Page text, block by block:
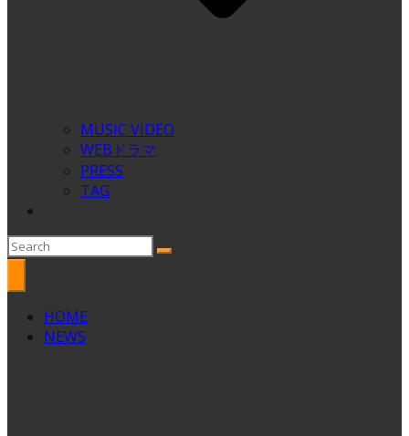
MUSIC VIDEO
WEBドラマ
PRESS
TAG
HOME
NEWS